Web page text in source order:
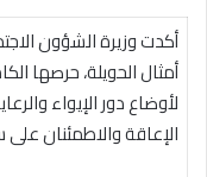
أكدت وزيرة الشؤون
أمثال الحويلة، حرصها
لأوضاع دور الإيواء
الإعاقة والاطمئنان على